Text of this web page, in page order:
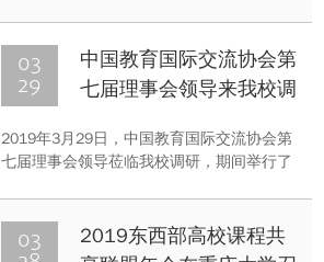
选会吸引了400余家优质企事业单位前来揽
才，校内外学生9300余人次参会。
03
29
中国教育国际交流协会第
七届理事会领导来我校调
2019年3月29日，中国教育国际交流协会第
七届理事会领导莅临我校调研，期间举行了
03
2019东西部高校课程共